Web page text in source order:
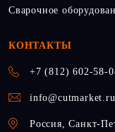
Сварочное
КОНТАКТЫ
+7 (812) 602-58-
info@cutmarket.ru
Россия, Санкт-